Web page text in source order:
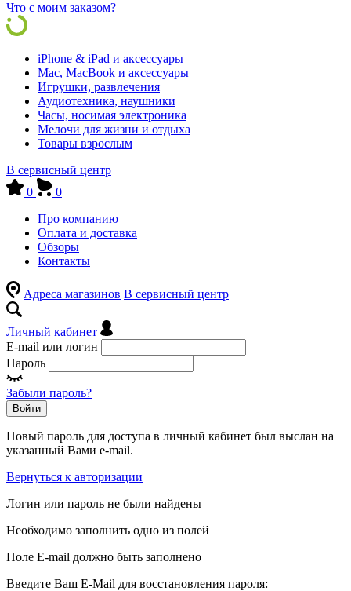
Что с моим заказом?
iPhone & iPad и аксессуары
Mac, MacBook и аксессуары
Игрушки, развлечения
Аудиотехника, наушники
Часы, носимая электроника
Мелочи для жизни и отдыха
Товары взрослым
В сервисный центр
0
0
Про компанию
Оплата и доставка
Обзоры
Контакты
Адреса магазинов В сервисный центр
Личный кабинет
E-mail или логин
Пароль
Забыли пароль?
Войти
Новый пароль для доступа в личный кабинет был выслан на
указанный Вами e-mail.
Вернуться к авторизации
Логин или пароль не были найдены
Необходимо заполнить одно из полей
Поле E-mail должно быть заполнено
Введите Ваш E-Mail для восстановления пароля: